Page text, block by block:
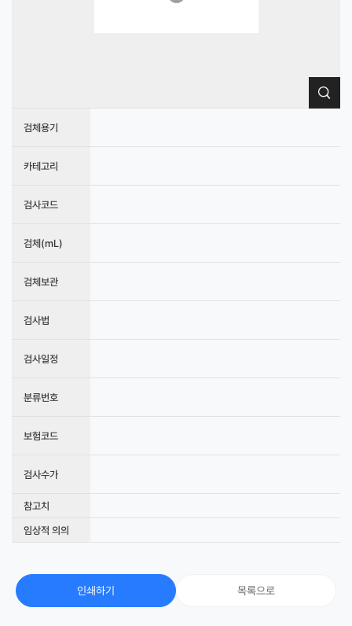
검체용기
카테고리
검사코드
검체(mL)
검체보관
검사법
검사일정
분류번호
보험코드
검사수가
참고치
임상적 의의
인쇄하기 목록으로